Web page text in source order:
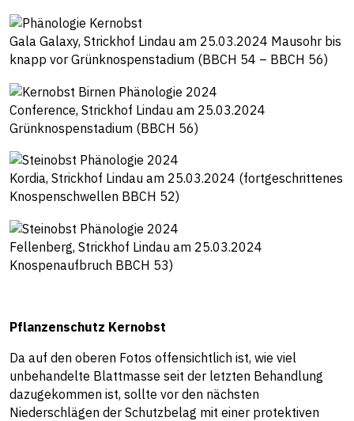
Gala Galaxy, Strickhof Lindau am 25.03.2024 Mausohr bis
knapp vor Grünknospenstadium (BBCH 54 – BBCH 56)
Conference, Strickhof Lindau am 25.03.2024
Grünknospenstadium (BBCH 56)
Kordia, Strickhof Lindau am 25.03.2024 (fortgeschrittenes
Knospenschwellen BBCH 52)
Fellenberg, Strickhof Lindau am 25.03.2024
Knospenaufbruch BBCH 53)
Pflanzenschutz Kernobst
Da auf den oberen Fotos offensichtlich ist, wie viel
unbehandelte Blattmasse seit der letzten Behandlung
dazugekommen ist, sollte vor den nächsten
Niederschlägen der Schutzbelag mit einer protektiven